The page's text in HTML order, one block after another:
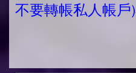
不要轉帳私人帳戶)